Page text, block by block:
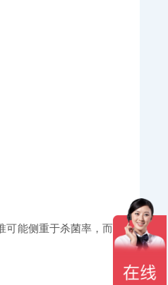
能侧重于杀菌率，而